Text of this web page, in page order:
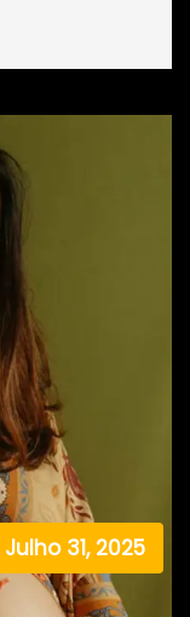
Julho 31, 2025